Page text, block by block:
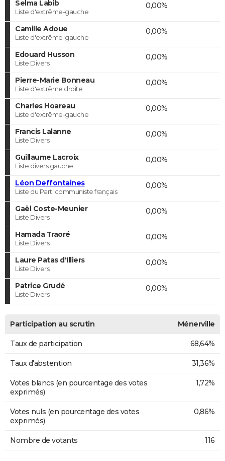
Selma Labib
Liste d'extrême-gauche
0,00%
Camille Adoue
Liste d'extrême-gauche
0,00%
Edouard Husson
Liste Divers
0,00%
Pierre-Marie Bonneau
Liste d'extrême droite
0,00%
Charles Hoareau
Liste d'extrême-gauche
0,00%
Francis Lalanne
Liste Divers
0,00%
Guillaume Lacroix
Liste divers gauche
0,00%
Léon Deffontaines
Liste du Parti communiste français
0,00%
Gaël Coste-Meunier
Liste Divers
0,00%
Hamada Traoré
Liste Divers
0,00%
Laure Patas d'Illiers
Liste Divers
0,00%
Patrice Grudé
Liste Divers
0,00%
Participation au scrutin Ménerville
Taux de participation 68,64%
Taux d'abstention 31,36%
Votes blancs (en pourcentage des votes
exprimés)
1,72%
Votes nuls (en pourcentage des votes
exprimés)
0,86%
Nombre de votants 116